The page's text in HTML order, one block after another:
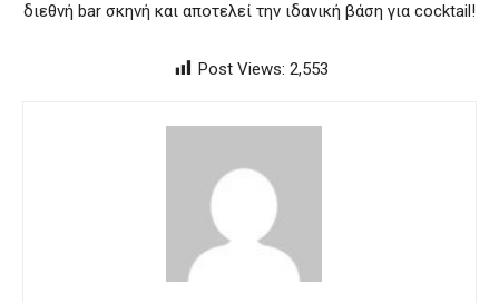
διεθνή bar σκηνή και αποτελεί την ιδανική βάση για cocktail!
Post Views: 2,553